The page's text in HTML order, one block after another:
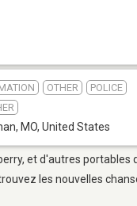
OTHER
POLICE
MO, United States
et d'autres
les nouvelles